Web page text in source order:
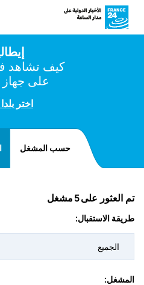
كيف تشاهد
على جهاز
اختر
حسب المشغل
مشغل 5تم العثور على
طريقة الاستقبال:
الجميع
المشغل: